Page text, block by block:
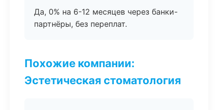
Да, 0% на 6-12 месяцев через банки-
партнёры, без переплат.
Похожие компании:
Эстетическая стоматология